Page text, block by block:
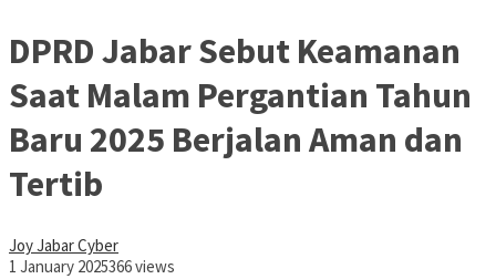
DPRD Jabar Sebut Keamanan
Saat Malam Pergantian Tahun
Baru 2025 Berjalan Aman dan
Tertib
Joy Jabar Cyber
1 January 2025366 views